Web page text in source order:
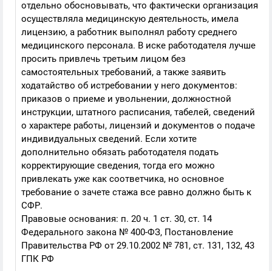
отдельно обосновывать, что фактически организация
осуществляла медицинскую деятельность, имела
лицензию, а работник выполнял работу среднего
медицинского персонала. В иске работодателя лучше
просить привлечь третьим лицом без
самостоятельных требований, а также заявить
ходатайство об истребовании у него документов:
приказов о приеме и увольнении, должностной
инструкции, штатного расписания, табелей, сведений
о характере работы, лицензий и документов о подаче
индивидуальных сведений. Если хотите
дополнительно обязать работодателя подать
корректирующие сведения, тогда его можно
привлекать уже как соответчика, но основное
требование о зачете стажа все равно должно быть к
СФР.
Правовые основания: п. 20 ч. 1 ст. 30, ст. 14
Федерального закона № 400-ФЗ, Постановление
Правительства РФ от 29.10.2002 № 781, ст. 131, 132, 43
ГПК РФ